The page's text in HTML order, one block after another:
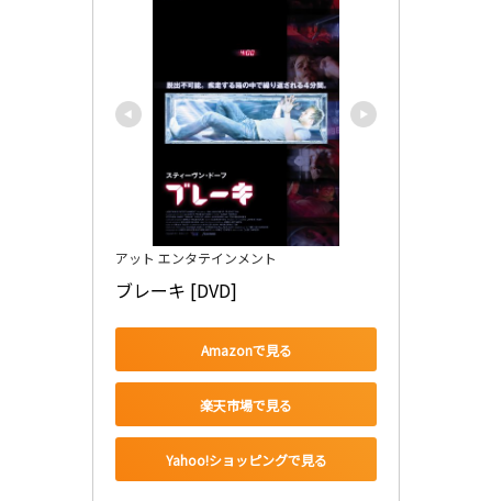
アット エンタテインメント
ブレーキ [DVD]
Amazonで見る
楽天市場で見る
Yahoo!ショッピングで見る